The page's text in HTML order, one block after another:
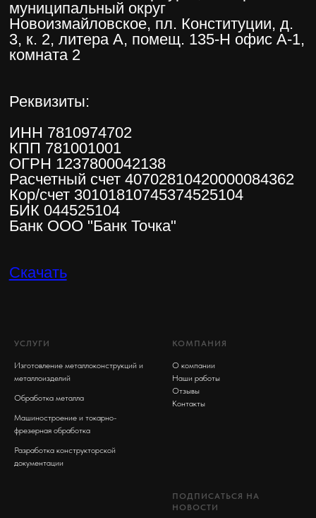
УСЛУГИ
Изготовление металлоконструкций и
металлоизделий
Обработка металла
Машиностроение и токарно-
фрезерная обработка
Разработка конструкторской
документации
КОМПАНИЯ
О компании
Наши работы
Отзывы
Контакты
ПОДПИСАТЬСЯ НА
НОВОСТИ